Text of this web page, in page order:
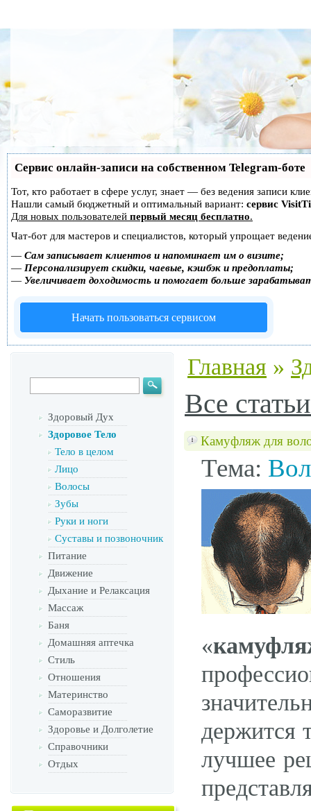
Сервис онлайн-записи на собственном Telegram-боте
Тот, кто работает в сфере услуг, знает — без ведения записи
Нашли самый бюджетный и оптимальный вариант: сервис
Для новых пользователей первый месяц бесплатно.
Чат-бот для мастеров и специалистов, который упрощает
— Сам записывает клиентов и напоминает им о визите;
— Персонализирует скидки, чаевые, кэшбэк и предоплаты;
— Увеличивает доходимость и помогает больше
Начать пользоваться сервисом
Здоровый Дух
Здоровое Тело
Тело в целом
Лицо
Волосы
Зубы
Руки и ноги
Суставы и позвоночник
Питание
Движение
Дыхание и Релаксация
Массаж
Баня
Домашняя аптечка
Стиль
Отношения
Материнство
Саморазвитие
Здоровье и Долголетие
Справочники
Отдых
Главная »
Все
Камуфляж для
Тема:
«
держится
лучшее